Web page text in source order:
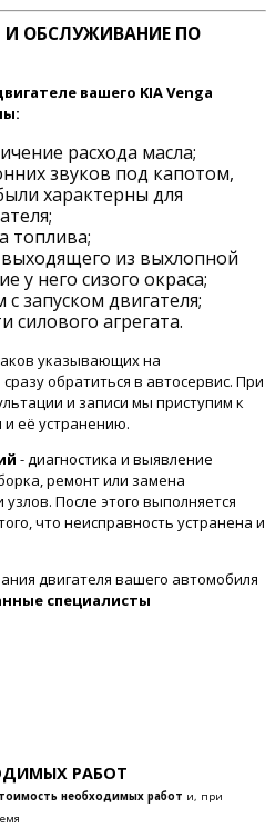
И ОБСЛУЖИВАНИЕ ПО
вашего KIA Venga
расхода масла;
звуков под капотом,
характерны для
топлива;
из выхлопной
у него сизого окраса;
запуском двигателя;
агрегата.
указывающих на
обратиться в автосервис. При
и записи мы приступим к
её устранению.
- диагностика и выявление
ремонт или замена
После этого выполняется
что неисправность устранена и
двигателя вашего автомобиля
специалисты
РАБОТ
необходимых работ и, при